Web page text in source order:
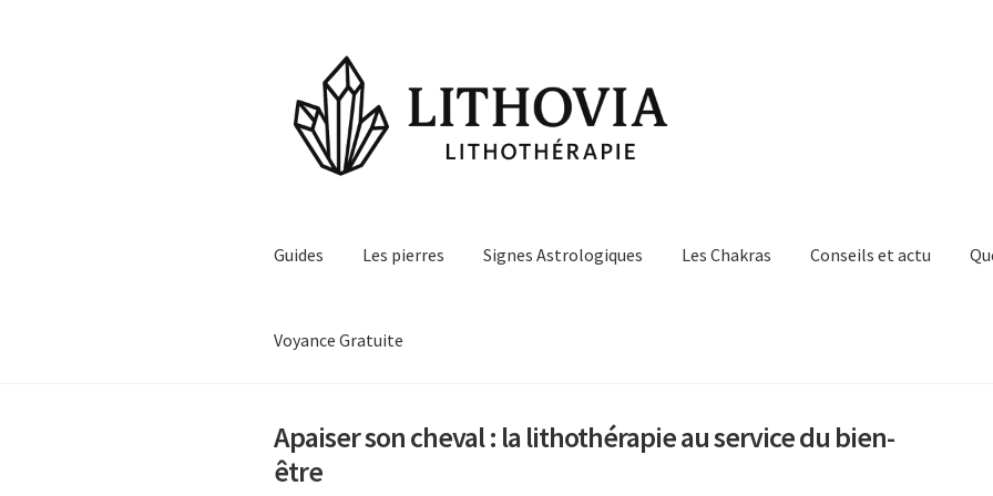
navigation
contenu
Guides Les pierres Signes Astrologiques Les Chakras Conseils et actu
Voyance Gratuite
Apaiser son cheval : la lithothérapie au service du bien-
être